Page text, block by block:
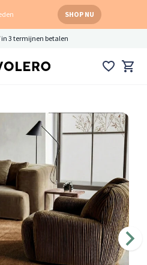
SHOP NU
in 3 termijnen betalen